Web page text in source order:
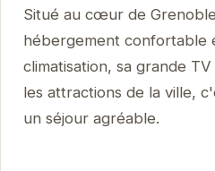
Situé au cœur de
hébergement confortable
climatisation, sa grande
les attractions de la ville,
un séjour agréable.